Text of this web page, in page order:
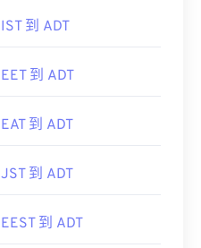
IST 到 ADT
EET 到 ADT
EAT 到 ADT
JST 到 ADT
EEST 到 ADT